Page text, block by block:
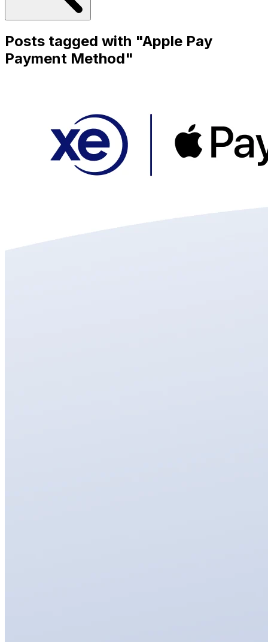
Posts tagged with "Apple Pay
Payment Method"